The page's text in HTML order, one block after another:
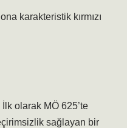
karakteristik kırmızı
olarak MÖ 625’te
sağlayan bir